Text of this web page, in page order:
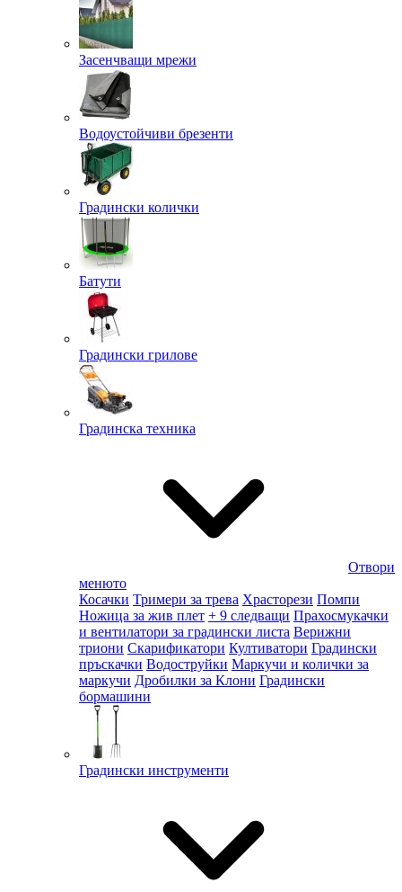
Засенчващи мрежи
Водоустойчиви брезенти
Градински колички
Батути
Градински грилове
Градинска техника
Отвори
менюто
Косачки Тримери за трева Храсторези Помпи
Ножица за жив плет + 9 следващи Прахосмукачки
и вентилатори за градински листа Верижни
триони Скарификатори Култиватори Градински
пръскачки Водоструйки Маркучи и колички за
маркучи Дробилки за Клони Градински
бормашини
Градински инструменти